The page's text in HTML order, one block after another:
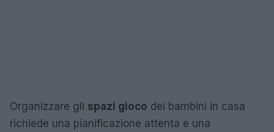
Organizzare gli spazi gioco dei bambini in casa
richiede una pianificazione attenta e una